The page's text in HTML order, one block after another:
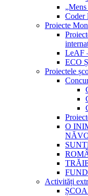
Coder
Proiecte
LeAF
ECO
Proiectele
O
Activități